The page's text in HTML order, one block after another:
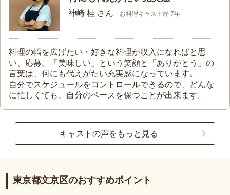
神崎 桂 さん お料理キャスト歴 7年
料理の幅を広げたい・好きな料理が収入になればと思
い、応募。「美味しい」という笑顔と「ありがとう」の
言葉は、何にも代えがたい充実感になっています。
自分でスケジュールをコントロールできるので、どんな
に忙しくても、自分のペースを保つことが出来ます。
キャストの声をもっと見る
東京都文京区のおすすめポイント